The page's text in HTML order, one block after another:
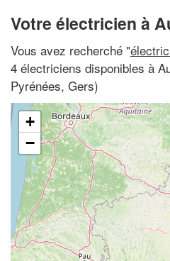
Votre électricien à
Vous avez recherché "
4 électriciens disponibles à
Pyrénées, Gers)
+
−